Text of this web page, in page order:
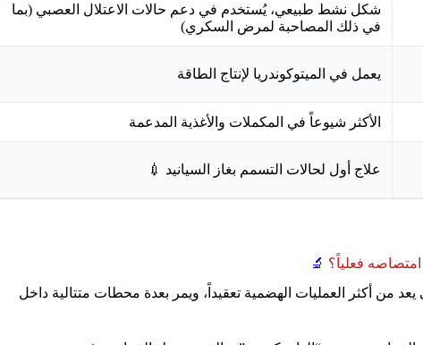
شكل نشط طبيعي، يُستخدم في دعم حالات الاعتلال العصبي (بما
في ذلك المصاحبة لمرض السكري)
يعمل في الميتوكوندريا لإنتاج الطاقة
الأكثر شيوعاً في المكملات والأغذية المدعمة
علاج أول لحالات التسمم بغاز السيانيد 💉
🔬
الطبيعي يعد من أكثر العمليات الهضمية تعقيداً، ويمر بعدة محطات متتالية داخل